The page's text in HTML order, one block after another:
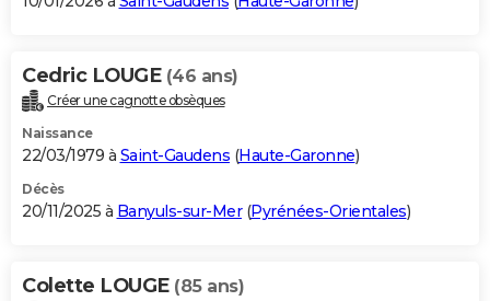
Cedric LOUGE (46 ans)
Créer une cagnotte obsèques
Naissance
22/03/1979 à Saint-Gaudens (Haute-Garonne)
Décès
20/11/2025 à Banyuls-sur-Mer(Pyrénées-Orientales)
Colette LOUGE (85 ans)